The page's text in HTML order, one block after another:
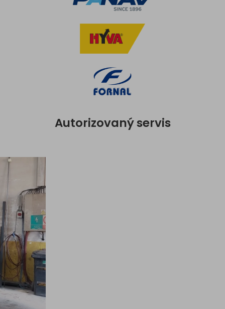
Autorizovaný servis